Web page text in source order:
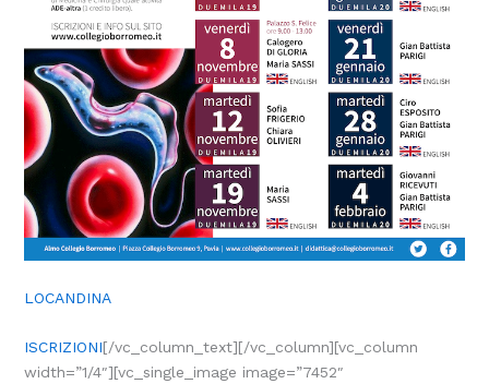
LOCANDINA
ISCRIZIONI[/vc_column_text][/vc_column][vc_column
width=”1/4″][vc_single_image image=”7452″